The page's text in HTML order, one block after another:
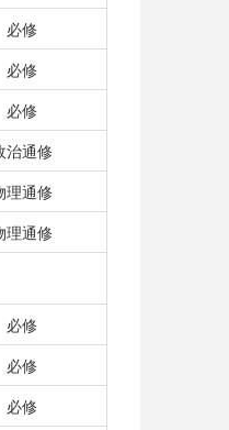
必修
必修
必修
治通修
理通修
理通修
必修
必修
必修